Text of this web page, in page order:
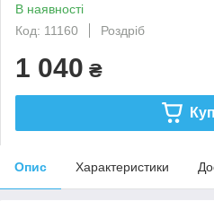
В наявності
Код: 11160
Роздріб
1 040 ₴
Опис Характеристики